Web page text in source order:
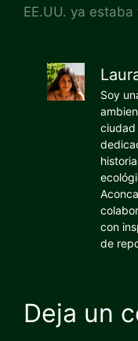
EE.UU. ya
Soy
ciudad
con
de
Deja un